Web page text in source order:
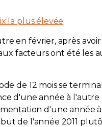
la plus élevée
en février, après
facteurs ont été les
de 12 mois se
d'une année à
d'une
de l'année 2011